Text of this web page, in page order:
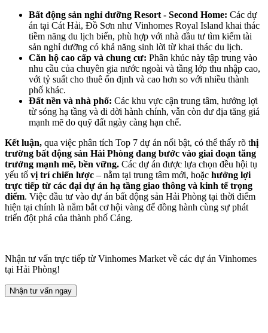
Bất động sản nghỉ dưỡng Resort - Second Home: Các dự
án tại Cát Hải, Đồ Sơn như Vinhomes Royal Island khai thác
tiềm năng du lịch biển, phù hợp với nhà đầu tư tìm kiếm tài
sản nghỉ dưỡng có khả năng sinh lời từ khai thác du lịch.
Căn hộ cao cấp và chung cư: Phân khúc này tập trung vào
nhu cầu của chuyên gia nước ngoài và tầng lớp thu nhập cao,
với tỷ suất cho thuê ổn định và cao hơn so với nhiều thành
phố khác.
Đất nền và nhà phố: Các khu vực cận trung tâm, hưởng lợi
từ sóng hạ tầng và di dời hành chính, vẫn còn dư địa tăng giá
mạnh mẽ do quỹ đất ngày càng hạn chế.
Kết luận, qua việc phân tích Top 7 dự án nổi bật, có thể thấy rõ thị
trường bất động sản Hải Phòng đang bước vào giai đoạn tăng
trưởng mạnh mẽ, bền vững. Các dự án được lựa chọn đều hội tụ
yếu tố vị trí chiến lược – nằm tại trung tâm mới, hoặc hưởng lợi
trực tiếp từ các đại dự án hạ tầng giao thông và kinh tế trọng
điểm. Việc đầu tư vào dự án bất động sản Hải Phòng tại thời điểm
hiện tại chính là nắm bắt cơ hội vàng để đồng hành cùng sự phát
triển đột phá của thành phố Cảng.
Nhận tư vấn trực tiếp từ Vinhomes Market về các dự án Vinhomes
tại Hải Phòng!
Nhận tư vấn ngay